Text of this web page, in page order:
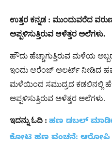
ಉತ್ತರ ಕನ್ನಡ : ಮುಂದುವರೆದ
ಅಪ್ಪಳಿಸುತ್ತಿರುವ ಆಳೆತ್ತರ ಅಲೆಗಳು.
ಹೌದು ಹೆಚ್ಚಾಗುತ್ತಿರುವ ಮಳೆಯ
ಇಂದು ಆರೆಂಜ್ ಅಲರ್ಟ್​ ನೀಡಿದ
ಮಳೆಯಿಂದ ಸಮುದ್ರದ ಕಡಲಿನಲ್ಲಿ
ಅಪ್ಪಳಿಸುತ್ತಿರುವ ಅಳೆತ್ತರ ಅಲೆಗಳು.
ಇದನ್ನು ಓದಿ : ಹಣ ಡಬಲ್
ಕೋಟಿ ಹಣ ವಂಚನೆ: ಆರೋಪಿ